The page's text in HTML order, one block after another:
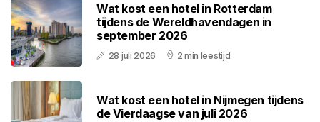
Wat kost een hotel in Rotterdam
tijdens de Wereldhavendagen in
september 2026
28 juli 2026 2 min leestijd
Wat kost een hotel in Nijmegen tijdens
de Vierdaagse van juli 2026